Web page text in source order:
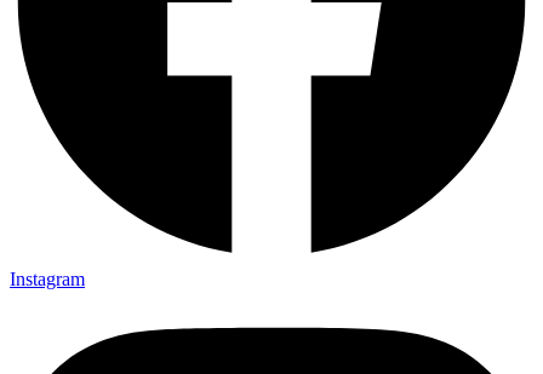
Instagram